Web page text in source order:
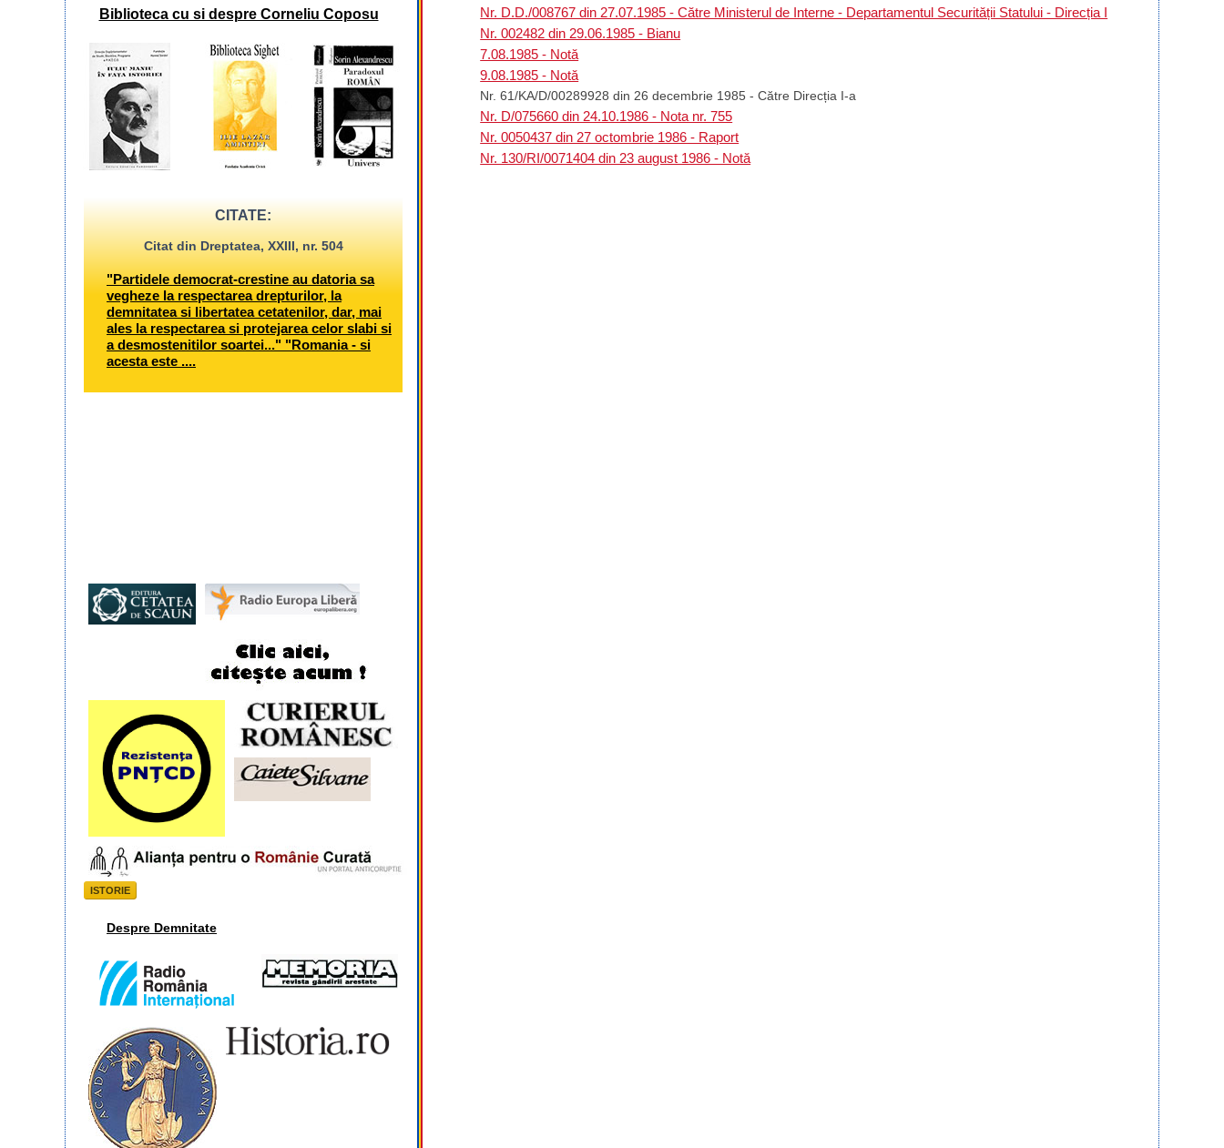
Nr. D.D./008767 din 27.07.1985 - Către Ministerul de Interne - Departamentul Securității Statului - Direcția I
Nr. 002482 din 29.06.1985 - Bianu
7.08.1985 - Notă
9.08.1985 - Notă
Nr. 61/KA/D/00289928 din 26 decembrie 1985 - Către Direcția I-a
Nr. D/075660 din 24.10.1986 - Nota nr. 755
Nr. 0050437 din 27 octombrie 1986 - Raport
Nr. 130/RI/0071404 din 23 august 1986 - Notă
Biblioteca cu si despre Corneliu Coposu
CITATE:
Citat din Dreptatea, XXIII, nr. 504
"Partidele democrat-crestine au datoria sa
vegheze la respectarea drepturilor, la
demnitatea si libertatea cetatenilor, dar, mai
ales la respectarea si protejarea celor slabi si
a desmostenitilor soartei..." "Romania - si
acesta este ....
ISTORIE
Despre Demnitate